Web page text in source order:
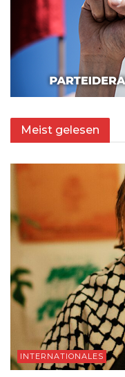
Meist gelesen
INTERNATIONALES